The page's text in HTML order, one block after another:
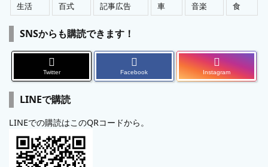
生活
百式 記事広告 車 音楽 食
SNSからも購読できます！
Twitter Facebook Instagram
LINEで購読
LINEでの購読はこのQRコードから。